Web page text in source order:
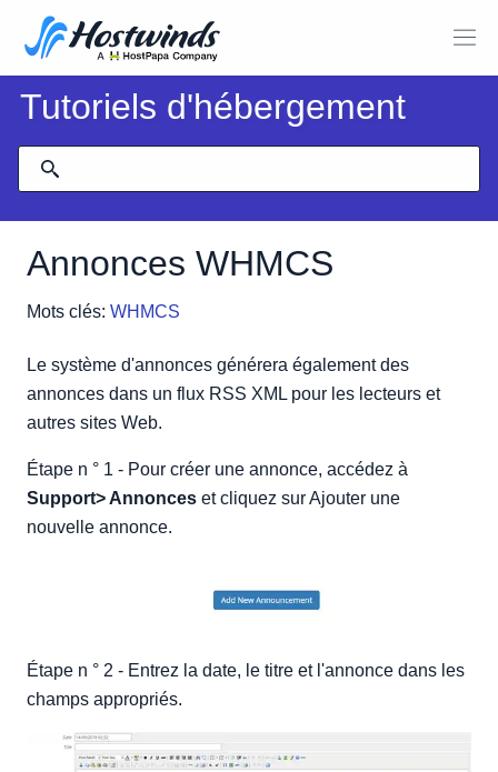
Tutoriels d'hébergement
Annonces WHMCS
Mots clés: WHMCS
Le système d'annonces générera également des
annonces dans un flux RSS XML pour les lecteurs et
autres sites Web.
Étape n ° 1 - Pour créer une annonce, accédez à
Support> Annonces et cliquez sur Ajouter une
nouvelle annonce.
Étape n ° 2 - Entrez la date, le titre et l'annonce dans les
champs appropriés.